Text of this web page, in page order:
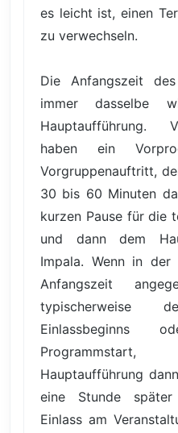
es leicht ist, einen
zu verwechseln.
Die Anfangszeit
immer dasselbe
Hauptaufführung.
haben ein
Vorgruppenauftritt,
30 bis 60 Minuten
kurzen Pause für die
und dann dem
Impala. Wenn in der
Anfangszeit
typischerweise
Einlassbeginns
Hauptaufführung
eine Stunde
Einlass am